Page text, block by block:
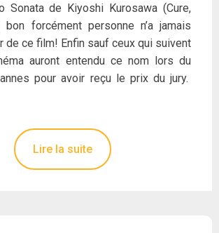
Sonata de Kiyoshi Kurosawa (Cure,
bon forcément personne n’a jamais
de ce film! Enfin sauf ceux qui suivent
auront entendu ce nom lors du
pour avoir reçu le prix du jury.
Lire la suite